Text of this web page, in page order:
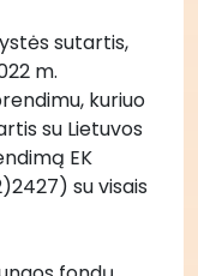
sutartis,
m.
kuriuo
su Lietuvos
EK
su visais